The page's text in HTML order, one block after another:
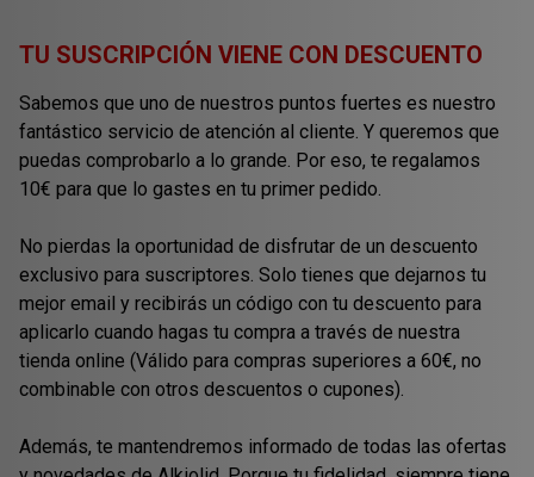
TU SUSCRIPCIÓN VIENE CON DESCUENTO
Sabemos que uno de nuestros puntos fuertes es nuestro
fantástico servicio de atención al cliente. Y queremos que
puedas comprobarlo a lo grande. Por eso, te regalamos
10€ para que lo gastes en tu primer pedido.
No pierdas la oportunidad de disfrutar de un descuento
exclusivo para suscriptores. Solo tienes que dejarnos tu
mejor email y recibirás un código con tu descuento para
aplicarlo cuando hagas tu compra a través de nuestra
tienda online (Válido para compras superiores a 60€, no
combinable con otros descuentos o cupones).
Además, te mantendremos informado de todas las ofertas